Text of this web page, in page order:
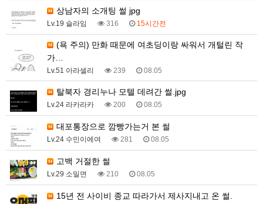
상남자의 소개팅 썰 jpg
Lv.19 슬라임 316 15시간전
가…
Lv.51 아라셀리 239 08.05
탈북자 경리누나 모텔 데려간 썰.jpg
Lv.24 라카라카 200 08.05
대포통장으로 깜빵가는거 본 썰
Lv.24 수민이에여 281 08.05
고백 거절한 썰
Lv.29 소밀면 210 08.05
15년 전 사이비 종교 따라가서 제사지내고 온 썰.